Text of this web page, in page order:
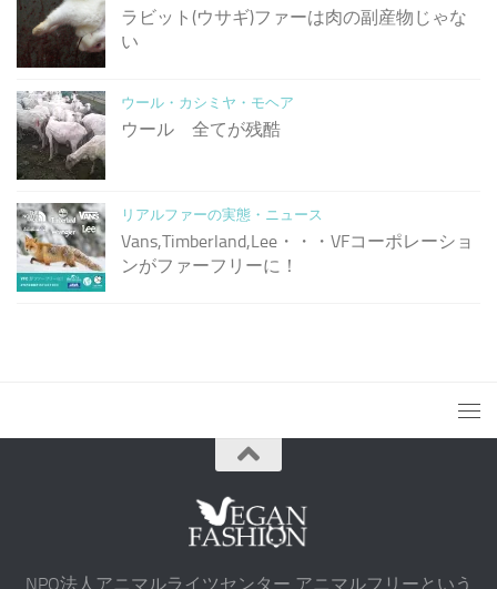
ラビット(ウサギ)ファーは肉の副産物じゃな
い
ウール・カシミヤ・モヘア
ウール 全てが残酷
リアルファーの実態・ニュース
Vans,Timberland,Lee・・・VFコーポレーショ
ンがファーフリーに！
NPO法人アニマルライツセンター アニマルフリーという